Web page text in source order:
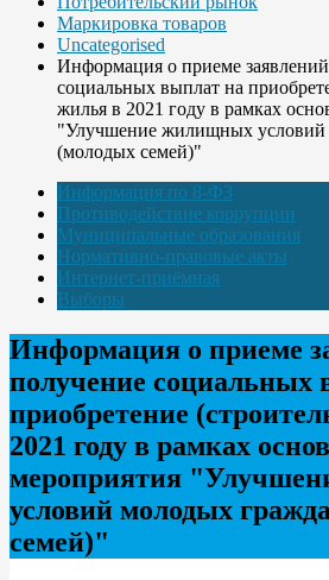
Маркировка товаров
Uncategorised
Информация о приеме
социальных выплат на
жилья в 2021 году в рамках
"Улучшение жилищных условий
(молодых семей)"
Информация по 8-ФЗ
Противодействие коррупции
Муниципальные образования
Нормативно-правовые акты
Интернет-приёмная
Выборы
Информация о приеме
получение социальных
приобретение
2021 году в рамках
мероприятия
условий молодых
семей)"